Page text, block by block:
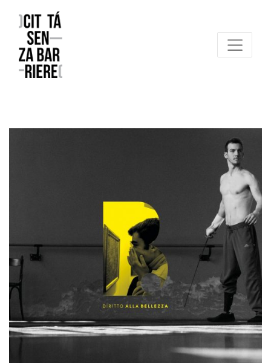
Reggio Emilia Città senza barriere